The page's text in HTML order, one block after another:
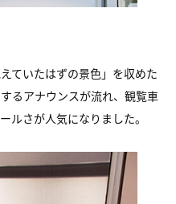
ていたはずの景色」を収めた
るアナウンスが流れ、観覧車
ルさが人気になりました。